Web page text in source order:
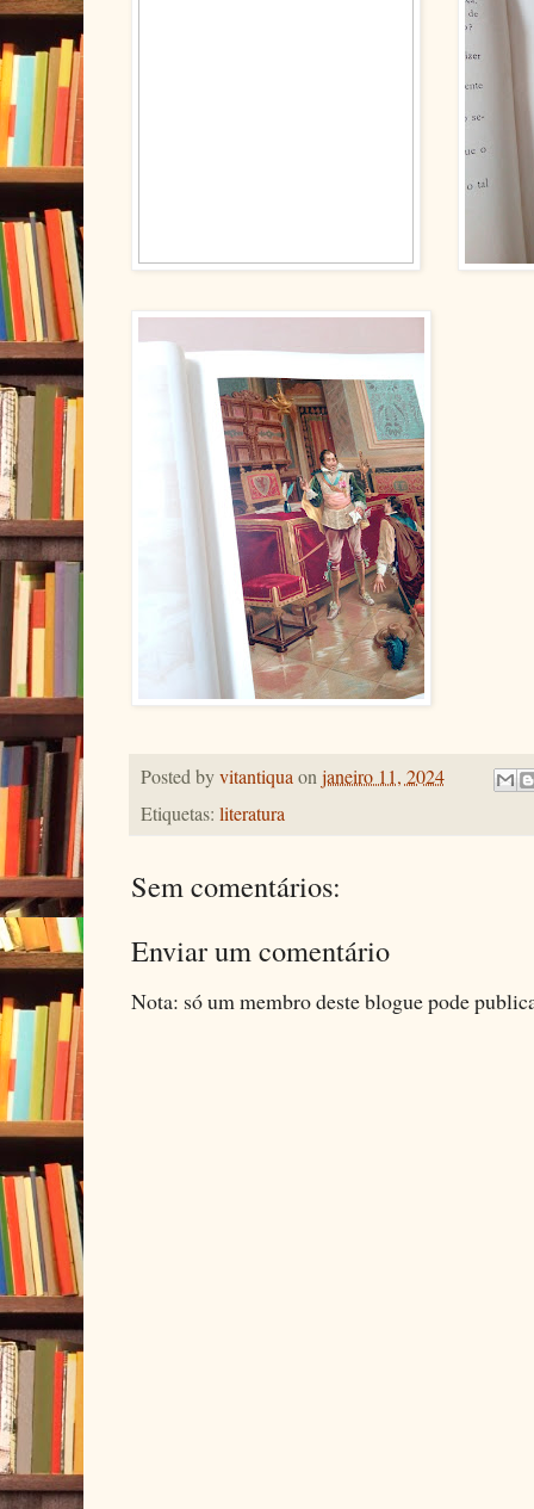
Posted byvitantiquaonjaneiro 11, 2024
Etiquetas: literatura
Sem comentários:
Enviar um comentário
Nota: só um membro deste blogue pode